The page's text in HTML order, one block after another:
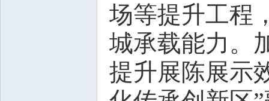
场等提升工程
城承载能力。
提升展陈展示